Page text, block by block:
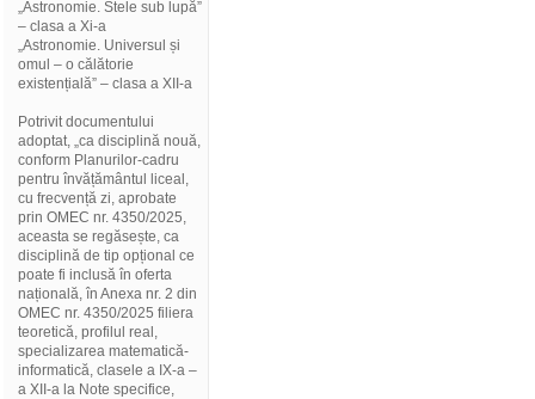
„Astronomie. Stele sub lupă”
– clasa a Xi-a
„Astronomie. Universul și
omul – o călătorie
existențială” – clasa a XII-a
Potrivit documentului
adoptat, „ca disciplină nouă,
conform Planurilor-cadru
pentru învățământul liceal,
cu frecvență zi, aprobate
prin OMEC nr. 4350/2025,
aceasta se regăsește, ca
disciplină de tip opțional ce
poate fi inclusă în oferta
națională, în Anexa nr. 2 din
OMEC nr. 4350/2025 filiera
teoretică, profilul real,
specializarea matematică-
informatică, clasele a IX-a –
a XII-a la Note specifice,